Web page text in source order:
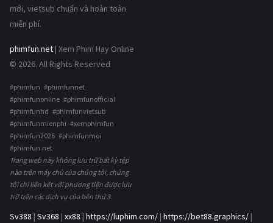
mới, vietsub chuẩn và hoàn toàn
miễn phí.
phimfun.net | Xem Phim Hay Online
© 2026. All Rights Reserved
#phimfun #phimfunnet
#phimfunonline #phimfunofficial
#phimfunhd #phimfunvietsub
#phimfunmienphi #xemphimfun
#phimfun2026 #phimfunmoi
#phimfun.net
Trang web này không lưu trữ bất kỳ tệp
nào trên máy chủ của chúng tôi, chúng
tôi chỉ liên kết với phương tiện được lưu
trữ trên các dịch vụ của bên thứ 3.
Sv388 | Sv368 | xx88 | https://luphim.com/ | https://bet88.graphics/ |